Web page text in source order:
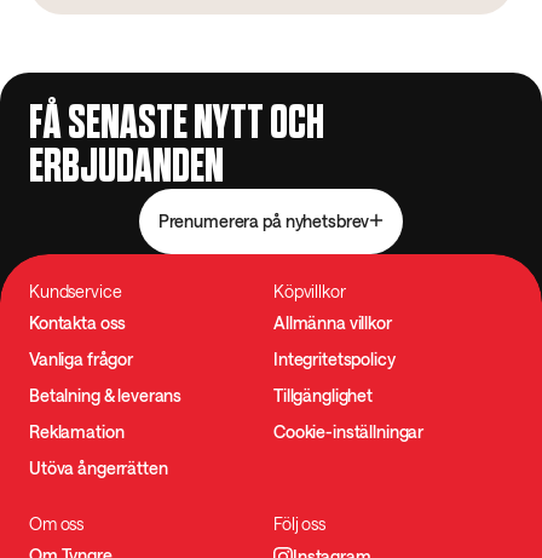
FÅ SENASTE NYTT OCH
ERBJUDANDEN
Prenumerera på nyhetsbrev
Kundservice
Kontakta oss
Vanliga frågor
Betalning & leverans
Reklamation
Utöva ångerrätten
Köpvillkor
Allmänna villkor
Integritetspolicy
Tillgänglighet
Cookie-inställningar
Om oss
Följ oss